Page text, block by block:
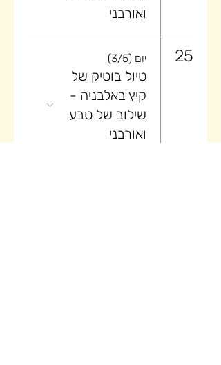
ואורבני
25 יום (3/5)
טיול בוטיק של
קיץ באלבניה -
שילוב של טבע
ואורבני